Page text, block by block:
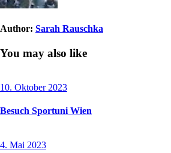
Author: Sarah Rauschka
You may also like
10. Oktober 2023
Besuch Sportuni Wien
4. Mai 2023